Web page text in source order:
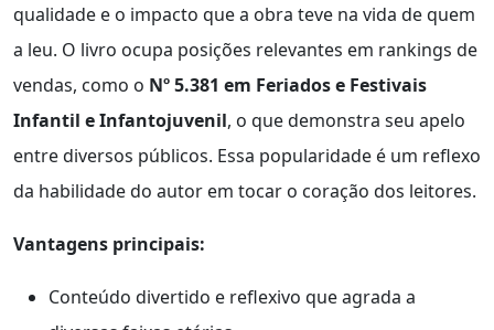
qualidade e o impacto que a obra teve na vida de quem
a leu. O livro ocupa posições relevantes em rankings de
vendas, como o Nº 5.381 em Feriados e Festivais
Infantil e Infantojuvenil, o que demonstra seu apelo
entre diversos públicos. Essa popularidade é um reflexo
da habilidade do autor em tocar o coração dos leitores.
Vantagens principais:
Conteúdo divertido e reflexivo que agrada a